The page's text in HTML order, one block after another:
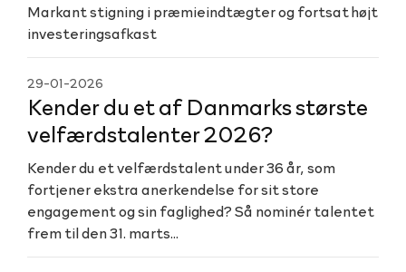
Markant stigning i præmieindtægter og fortsat højt
investeringsafkast
29-01-2026
Kender du et af Danmarks største
velfærdstalenter 2026?
Kender du et velfærdstalent under 36 år, som
fortjener ekstra anerkendelse for sit store
engagement og sin faglighed? Så nominér talentet
frem til den 31. marts…